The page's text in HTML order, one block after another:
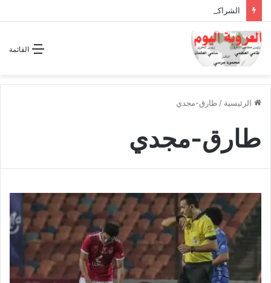
القائمة
الرئيسية / طارق-مجدي
طارق-مجدي